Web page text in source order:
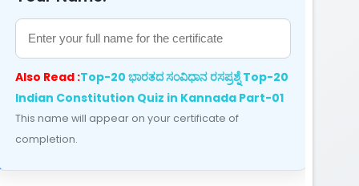
Also Read :Top-20 ಭಾರತದ ಸಂವಿಧಾನ ರಸಪ್ರಶ್ನೆ Top-20
Indian Constitution Quiz in Kannada Part-01
This name will appear on your certificate of
completion.